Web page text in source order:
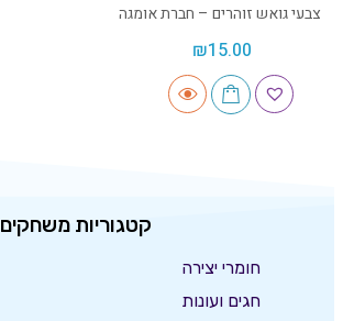
צבעי גואש זוהרים – חברת אומגה
₪15.00
קטגוריות משחקים
חומרי יצירה
חגים ועונות